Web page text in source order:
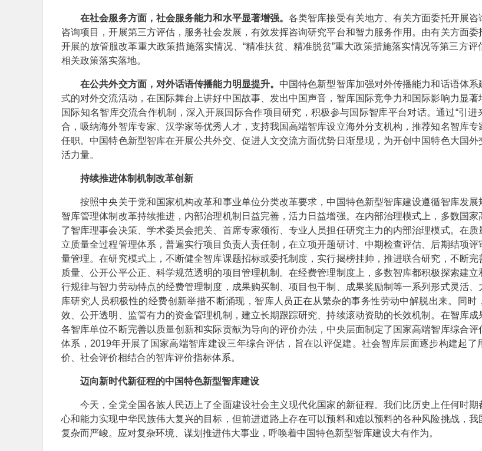
在社会服务方面，社会服务能力和水平显著增强。各类智库接受有关地方、有关方面委托开展咨
咨询项目，开展第三方评估，服务社会发展，有效发挥咨询研究平台和智力服务作用。由有关方面委
开展的放管服改革重大政策措施落实情况、“精准扶贫、精准脱贫”重大政策措施落实情况等第三方评
相关政策落实落地。
在公共外交方面，对外话语传播能力明显提升。 中国特色新型智库加强对外传播能力和话语体系
式的对外交流活动，在国际舞台上讲好中国故事、发出中国声音，智库国际竞争力和国际影响力显著
国际知名智库交流合作机制，深入开展国际合作项目研究，积极参与国际智库平台对话。通过“引进
合，吸纳海外智库专家、汉学家等优秀人才，支持我国高端智库设立海外分支机构，推荐知名智库专
任职。中国特色新型智库在开展公共外交、促进人文交流方面优势日渐显现，为开创中国特色大国外
活力量。
持续推进体制机制改革创新
按照中央关于党和国家机构改革和事业单位分类改革要求，中国特色新型智库建设遵循智库发展
智库管理体制改革持续推进，内部治理机制日益完善，活力日益增强。在内部治理模式上，多数国家
了智库理事会决策、学术委员会把关、首席专家领衔、专业人员担任研究主力的内部治理模式。在质
立质量全过程管理体系，普遍实行项目负责人责任制，在立项开题研讨、中期检查评估、后期结项评
量管理。在研究模式上，不断健全智库课题招标或委托制度，实行揭榜挂帅，推进联合研究，不断完
质量、公开公平公正、科学规范透明的项目管理机制。在经费管理制度上，多数智库都积极探索建立
行规律与智力劳动特点的经费管理制度，成果购买制、项目包干制、成果奖励制等一系列形式灵活、
库研究人员积极性的经费创新举措不断涌现，智库人员正在从繁杂的事务性劳动中解脱出来。同时
效、公开透明、监管有力的资金管理机制，建立长期跟踪研究、持续滚动资助的长效机制。在智库成
各智库单位不断完善以质量创新和实际贡献为导向的评价办法，中央层面制定了国家高端智库综合评
体系，2019年开展了国家高端智库建设三年综合评估，旨在以评促建。社会智库层面逐步构建起了
价、社会评价相结合的智库评价指标体系。
迈向新时代新征程的中国特色新型智库建设
今天，全党全国各族人民迈上了全面建设社会主义现代化国家的新征程。我们比历史上任何时期
心和能力实现中华民族伟大复兴的目标，但前进道路上存在可以预料和难以预料的各种风险挑战，我
复杂而严峻。应对复杂环境、谋划推进伟大事业，呼唤着中国特色新型智库建设大有作为。